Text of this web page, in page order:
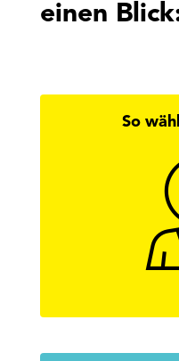
einen
So
Hier findest